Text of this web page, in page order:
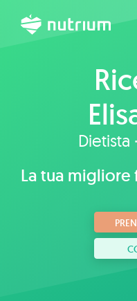
Dietista
La tua migliore